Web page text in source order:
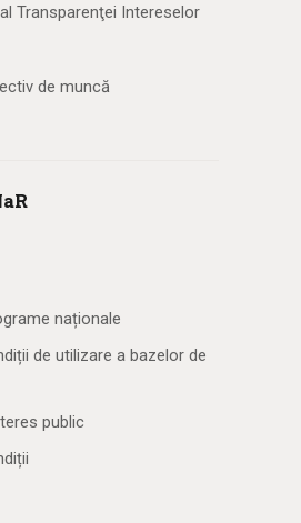
Transparenţei Intereselor
de muncă
naționale
de utilizare a bazelor de
public